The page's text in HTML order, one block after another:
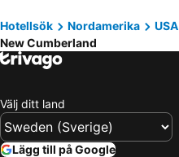
Lewisburg, Pennsylvania Hotell
Mill Hall, Pennsylvania Hotell
Mifflinville, Pennsylvania Hotell
New York, New York Hotell
Las Vegas, Nevada Hotell
Miami, Florida Hotell
Hotellsök Nordamerika USA
New Cumberland
Välj ditt land
Lägg till på Google